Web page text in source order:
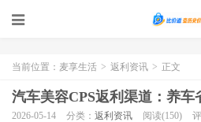
当前位置： 麦享生活 > 返利资讯 > 正文
汽车美容CPS返利渠道：养
2026-05-14 分类： 返利资讯 阅读(150)